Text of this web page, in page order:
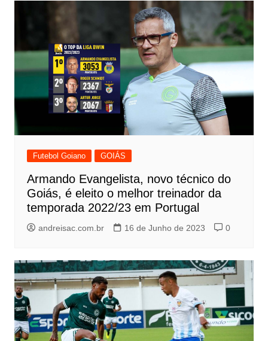
Futebol Goiano GOIÁS
Armando Evangelista, novo técnico do
Goiás, é eleito o melhor treinador da
temporada 2022/23 em Portugal
andreisac.com.br 16 de Junho de 2023 0